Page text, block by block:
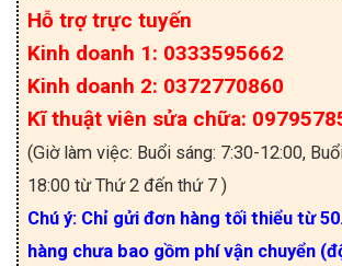
Hỗ trợ trực tuyến
Kinh doanh 1: 0333595662
Kinh doanh 2: 0372770860
Kĩ thuật viên sửa chữa:
(Giờ làm việc: Buổi sáng: 7:30-12:00,
18:00 từ Thứ 2 đến thứ 7 )
Chú ý: Chỉ gửi đơn hàng tối thiểu từ
hàng chưa bao gồm phí vận chuyển